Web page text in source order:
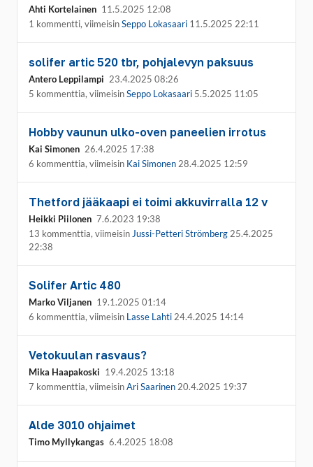
Ahti Kortelainen 11.5.2025 12:08
1 kommentti, viimeisinSeppo Lokasaari 11.5.2025 22:11
solifer artic 520 tbr, pohjalevyn paksuus
Antero Leppilampi 23.4.2025 08:26
5 kommenttia, viimeisinSeppo Lokasaari 5.5.2025 11:05
Hobby vaunun ulko-oven paneelien irrotus
Kai Simonen 26.4.2025 17:38
6 kommenttia, viimeisin Kai Simonen 28.4.2025 12:59
Thetford jääkaapi ei toimi akkuvirralla 12 v
Heikki Piilonen 7.6.2023 19:38
13 kommenttia, viimeisin Jussi-Petteri Strömberg 25.4.2025
22:38
Solifer Artic 480
Marko Viljanen 19.1.2025 01:14
6 kommenttia, viimeisin Lasse Lahti 24.4.2025 14:14
Vetokuulan rasvaus?
Mika Haapakoski 19.4.2025 13:18
7 kommenttia, viimeisinAri Saarinen 20.4.2025 19:37
Alde 3010 ohjaimet
Timo Myllykangas 6.4.2025 18:08